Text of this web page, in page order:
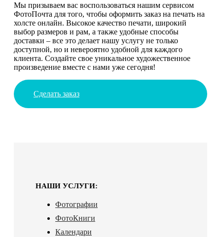
Мы призываем вас воспользоваться нашим сервисом
ФотоПочта для того, чтобы оформить заказ на печать на
холсте онлайн. Высокое качество печати, широкий
выбор размеров и рам, а также удобные способы
доставки – все это делает нашу услугу не только
доступной, но и невероятно удобной для каждого
клиента. Создайте свое уникальное художественное
произведение вместе с нами уже сегодня!
Сделать заказ
НАШИ УСЛУГИ:
Фотографии
ФотоКниги
Календари